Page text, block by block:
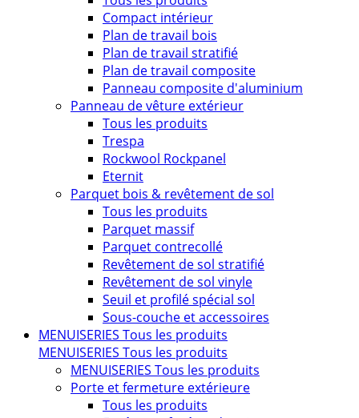
Compact intérieur
Plan de travail bois
Plan de travail stratifié
Plan de travail composite
Panneau composite d'aluminium
Panneau de vêture extérieur
Tous les produits
Trespa
Rockwool Rockpanel
Eternit
Parquet bois & revêtement de sol
Tous les produits
Parquet massif
Parquet contrecollé
Revêtement de sol stratifié
Revêtement de sol vinyle
Seuil et profilé spécial sol
Sous-couche et accessoires
MENUISERIES Tous les produits
MENUISERIES Tous les produits
MENUISERIES Tous les produits
Porte et fermeture extérieure
Tous les produits